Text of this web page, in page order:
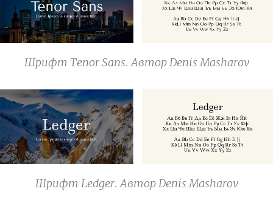
Шрифт Tenor Sans. Автор Denis Masharov
Шрифт Ledger. Автор Denis Masharov